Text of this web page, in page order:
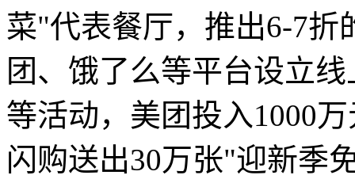
菜"代表餐厅，推出6-7
团、饿了么等平台设立
等活动，美团投入1000
闪购送出30万张"迎新季